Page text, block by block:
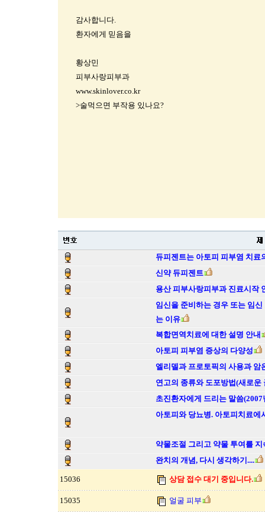
감사합니다.
환자에게 믿음을
황상민
피부사랑피부과
www.skinlover.co.kr
>술먹으면 부작용 있나요?
듀피젠트는 아토피 피부염 치료
신약 듀피젠트
용산 피부사랑피부과 진료시작
임신을 준비하는 경우 또는 임
는 이유
복합면역치료에 대한 설명 안내
아토피 피부염 증상의 다양성
엘리델과 프로토픽의 사용과 암
연고의 종류와 도포방법(새로운
초진환자에게 드리는 말씀
아토피와 당뇨병. 아토피치료에
약물조절 그리고 약물 투여를
완치의 개념, 다시 생각하기....
15036 상담 접수 대기 중입니다.
15035 얼굴 피부